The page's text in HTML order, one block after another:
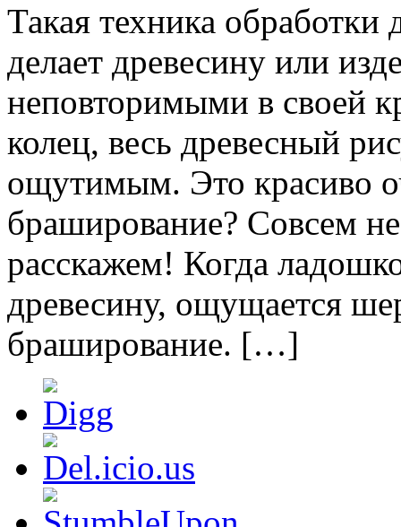
Такая техника
делает древесину или
неповторимыми в своей
колец, весь древесный
ощутимым. Это красиво
браширование? Совсем
расскажем! Когда
древесину, ощущается
браширование. […]